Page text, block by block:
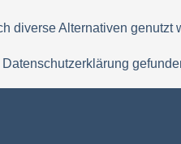
diverse Alternativen genutzt